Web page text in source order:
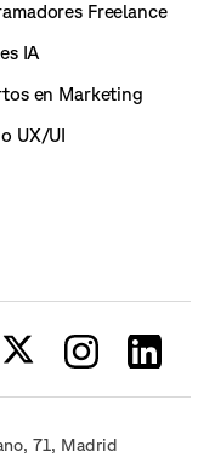
Freelance
IA
en Marketing
UX/UI
71, Madrid